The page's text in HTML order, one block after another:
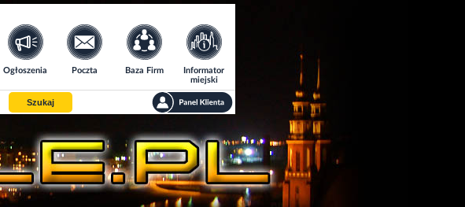
Ogłoszenia Poczta Baza Firm
Informator
miejski
Szukaj